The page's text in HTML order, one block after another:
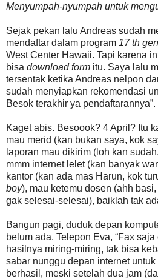
Menyumpah-nyumpah untuk
Sejak pekan lalu Andreas sudah
mendaftar dalam program 17 th
West Center Hawaii. Tapi karena
bisa download form itu. Saya lalu
tersentak ketika Andreas nelpon
sudah menyiapkan rekomendasi
Besok terakhir ya pendaftarannya”.
Kaget abis. Besoook? 4 April? Itu
mau merid (kan bukan saya, kok
laporan mau dikirim (loh kan
mmm internet lelet (kan banyak
kantor (kan ada mas Harun, kok
boy), mau ketemu dosen (ahh
gak selesai-selesai), baiklah tak
Bangun pagi, duduk depan
belum ada. Telepon Eva, “Fax
hasilnya miring-miring, tak bisa
sabar nunggu depan internet
berhasil, meski setelah dua jam